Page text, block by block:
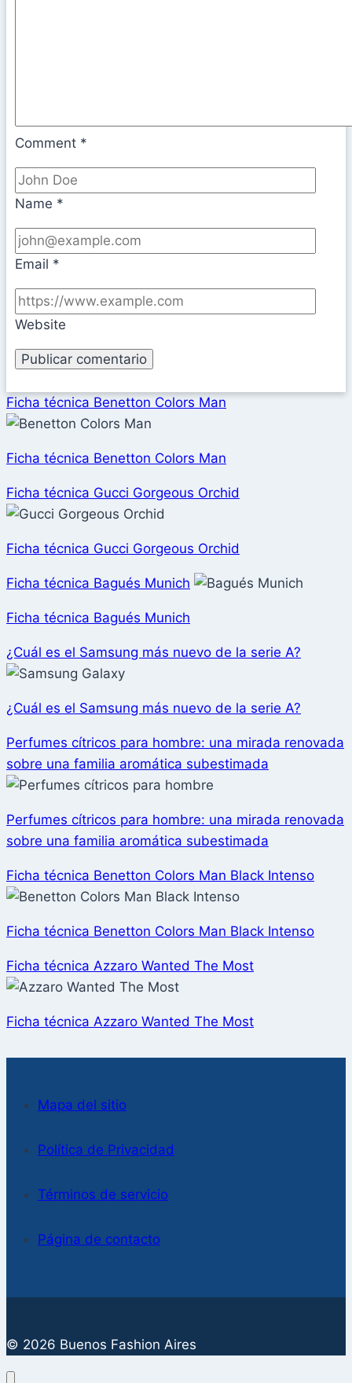
Comment *
Name *
Email *
Website
Ficha técnica Benetton Colors Man
Ficha técnica Benetton Colors Man
Ficha técnica Gucci Gorgeous Orchid
Ficha técnica Gucci Gorgeous Orchid
Ficha técnica Bagués Munich
Ficha técnica Bagués Munich
¿Cuál es el Samsung más nuevo de la serie A?
¿Cuál es el Samsung más nuevo de la serie A?
Perfumes cítricos para hombre: una mirada renovada
sobre una familia aromática subestimada
Perfumes cítricos para hombre: una mirada renovada
sobre una familia aromática subestimada
Ficha técnica Benetton Colors Man Black Intenso
Ficha técnica Benetton Colors Man Black Intenso
Ficha técnica Azzaro Wanted The Most
Ficha técnica Azzaro Wanted The Most
Mapa del sitio
Política de Privacidad
Términos de servicio
Página de contacto
© 2026 Buenos Fashion Aires